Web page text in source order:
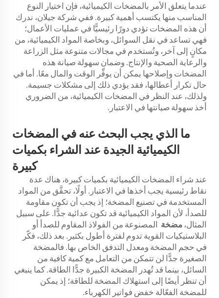
عندما يتعلق الأمر بالمضخات الكيميائية، فإن اختيار النوع
المناسب منها يكتسب أهمية كبيرة. ففي شركة جيلان، ندرك
أن هذه المضخات تؤدي دورًا رئيسيًّا في عمليات الأعمال؛
فهي تساعد في نقل السوائل، وبخاصة المواد الكيميائية، من
مكانٍ إلى آخر، وتُستخدم في مجالات متنوعة مثل الزراعة
والرعاية الصحية والإنتاج. وضمان سهولة صيانة هذه
المضخات وإصلاحها يمكن أن يوفِّر الوقت والمال معًا. أما في
حال تكرار أعطالها، فقد يؤدي ذلك إلى مشكلات جسيمة.
ولذلك، عند النظر في المضخات الكيميائية، من الضروري
أخذ سهولة صيانتها في الاعتبار.
ما الذي يجب البحث عنه في المضخات
الكيميائية الجيدة عند الشراء بكميات
كبيرة
عند شراء المضخات الكيميائية بكميات كبيرة، هناك عدة
نقاط رئيسية يجب أخذها في الاعتبار. أولًا، تحقَّق من المواد
المستخدمة في تصنيع المضخة؛ إذ يجب أن تكون مقاومة
للصدأ، لأن المواد الكيميائية قد تكون عدائية جدًّا. على سبيل
المثال،مضخة المصنوعة من الفولاذ المقاوم للصدأ أو
البلاستيكيات القوية تدوم لفترة أطول بكثير. بعد ذلك، فكّر
في حجم المضخة ومعدل التدفق الخاص بها. فالمضخة
الصغيرة جدًّا لن تتمكن من التعامل مع كمية كافية من
السائل، بينما قد تُهدر المضخة الكبيرة جدًّا الطاقة. كما ينبغي
أن تنظر أيضًا إلى استهلاك المضخة للطاقة؛ إذ يمكن
للمضخة الفعّالة خفض فواتير الكهرباء.